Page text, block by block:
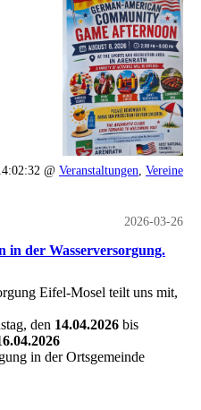
@ Veranstaltungen, Vereine
2026-03-26
der Wasserversorgung.
Eifel-Mosel teilt uns mit,
den 14.04.2026 bis
in der Ortsgemeinde